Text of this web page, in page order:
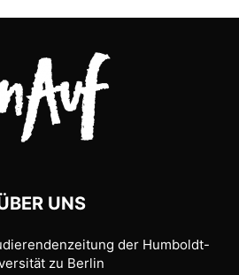
UNS
der Humboldt-
zu Berlin